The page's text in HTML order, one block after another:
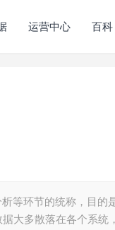
运营中心 百科
等环节的统称，目的
大多散落在各个系统